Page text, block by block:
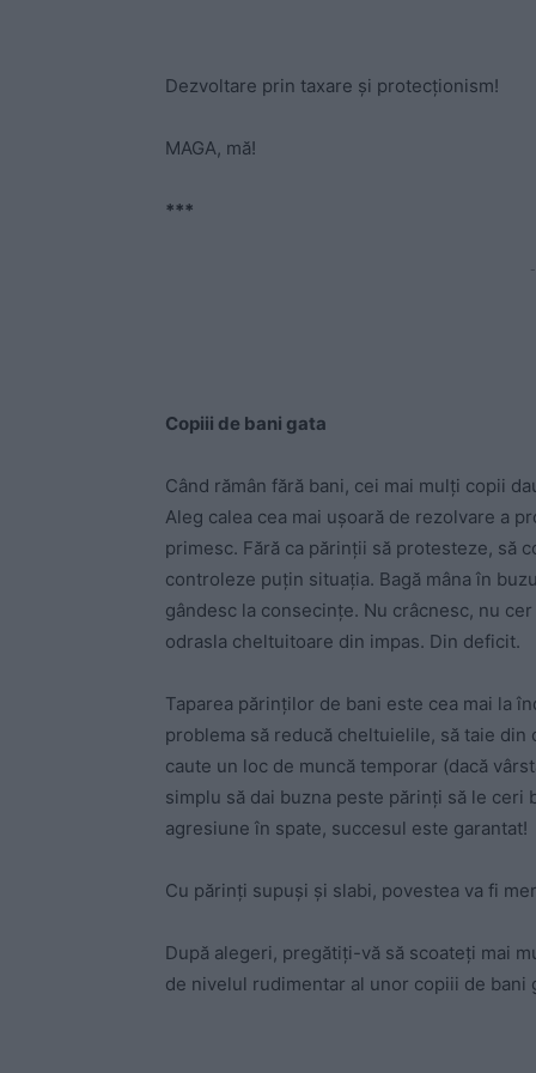
Dezvoltare prin taxare și protecționism!
MAGA, mă!
***
Copiii de bani gata
Când rămân fără bani, cei mai mulți copii
Aleg calea cea mai ușoară de rezolvare a
primesc. Fără ca părinții să protesteze, să
controleze puțin situația. Bagă mâna în
gândesc la consecințe. Nu crâcnesc, nu
odrasla cheltuitoare din impas. Din deficit.
Taparea părinților de bani este cea mai la
problema să reducă cheltuielile, să taie
caute un loc de muncă temporar (dacă
simplu să dai buzna peste părinți să le ceri
agresiune în spate, succesul este garantat!
Cu părinți supuși și slabi, povestea va fi
După alegeri, pregătiți-vă să scoateți mai
de nivelul rudimentar al unor copiii de bani